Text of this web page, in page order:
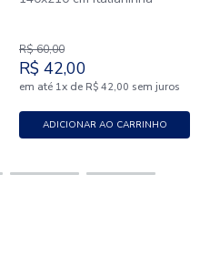
R$60,00
R$ 42,00
em até 1x de R$ 42,00 sem juros
ADICIONAR AO CARRINHO